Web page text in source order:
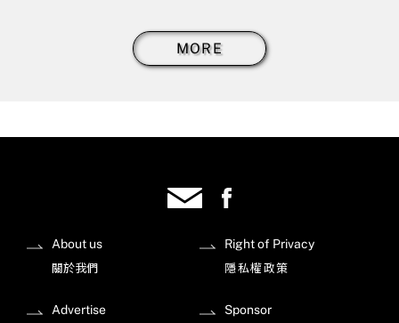
MORE
About us
關於我們
Right of Privacy
隱私權政策
Advertise Sponsor